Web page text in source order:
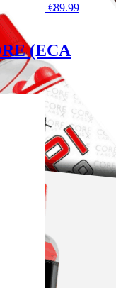
€89.99
(ECA